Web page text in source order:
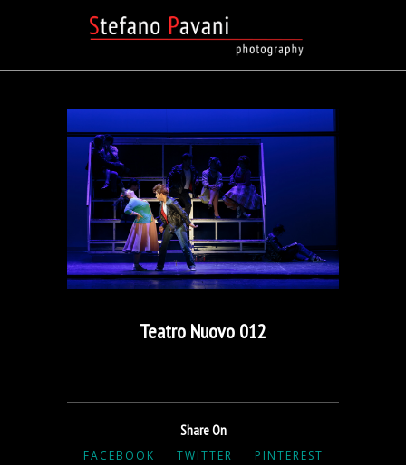
Teatro Nuovo 012
Share On
FACEBOOK TWITTER
PINTEREST